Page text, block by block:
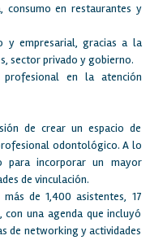
consumo en restaurantes y
y empresarial, gracias a la
sector privado y gobierno.
en la atención
de crear un espacio de
odontológico. A lo
para incorporar un mayor
de vinculación.
de 1,400 asistentes, 17
una agenda que incluyó
de networking y actividades